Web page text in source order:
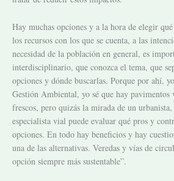
Hay muchas opciones y a la hora de elegir qué
los recursos con los que se cuenta, a las
necesidad de la población en general, es
interdisciplinario, que conozca el tema, que
opciones y dónde buscarlas. Porque por ahí,
Gestión Ambiental, yo sé que hay pavimentos
frescos, pero quizás la mirada de un
especialista vial puede evaluar qué pros y
opciones. En todo hay beneficios y hay
una de las alternativas. Veredas y vías de
opción siempre más sustentable”.